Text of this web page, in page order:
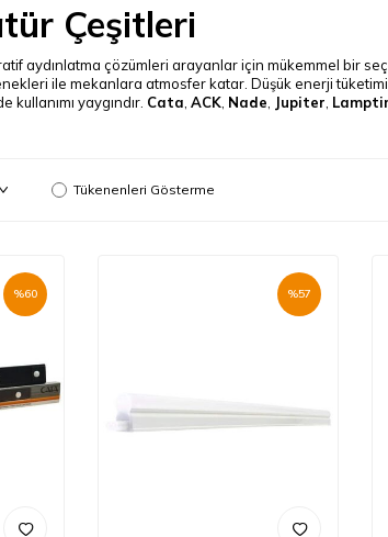
Çeşitleri
aydınlatma çözümleri arayanlar için mükemmel bir
ile mekanlara atmosfer katar. Düşük enerji
yaygındır. Cata ACK Nade Jupiter
Tükenenleri Gösterme
%60 %57